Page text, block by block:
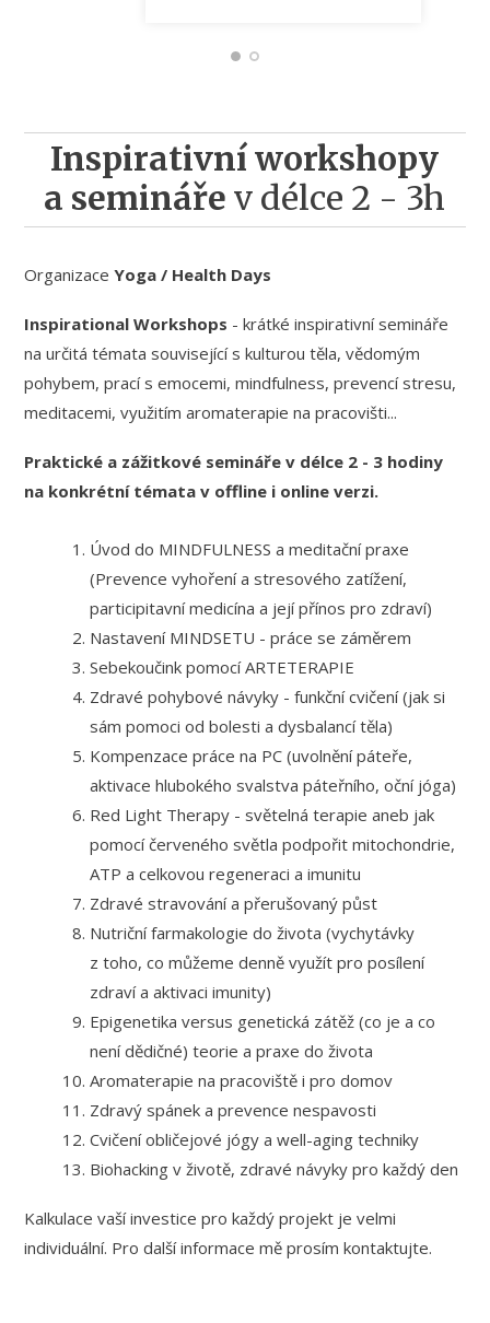
Inspirativní workshopy
a semináře v délce 2 - 3h
OrganizaceYoga / Health Days
Inspirational Workshops - krátké inspirativní semináře
na určitá témata související s kulturou těla, vědomým
pohybem, prací s emocemi, mindfulness, prevencí stresu,
meditacemi, využitím aromaterapie na pracovišti...
Praktické a zážitkové semináře v délce 2 - 3 hodiny
na konkrétní témata v offline i online verzi.
Úvod do MINDFULNESS a meditační praxe
(Prevence vyhoření a stresového zatížení,
participitavní medicína a její přínos pro zdraví)
Nastavení MINDSETU - práce se záměrem
Sebekoučink pomocí ARTETERAPIE
Zdravé pohybové návyky - funkční cvičení (jak si
sám pomoci od bolesti a dysbalancí těla)
Kompenzace práce na PC (uvolnění páteře,
aktivace hlubokého svalstva páteřního, oční jóga)
Red Light Therapy - světelná terapie aneb jak
pomocí červeného světla podpořit mitochondrie,
ATP a celkovou regeneraci a imunitu
Zdravé stravování a přerušovaný půst
Nutriční farmakologie do života (vychytávky
z toho, co můžeme denně využít pro posílení
zdraví a aktivaci imunity)
Epigenetika versus genetická zátěž (co je a co
není dědičné) teorie a praxe do života
Aromaterapie na pracoviště i pro domov
Zdravý spánek a prevence nespavosti
Cvičení obličejové jógy a well-aging techniky
Biohacking v životě, zdravé návyky pro každý den
Kalkulace vaší investice pro každý projekt je velmi
individuální. Pro další informace mě prosím kontaktujte.